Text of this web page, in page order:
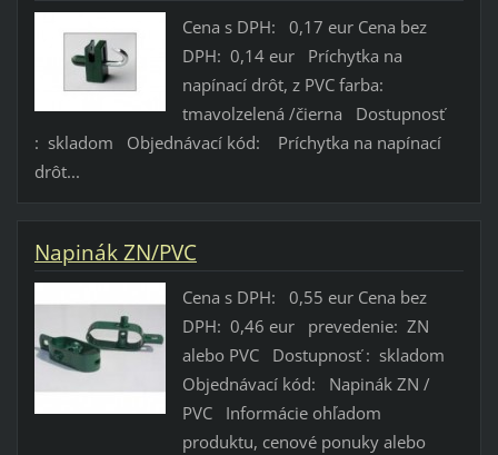
Cena s DPH: 0,17 eur Cena bez
DPH: 0,14 eur Príchytka na
napínací drôt, z PVC farba:
tmavolzelená /čierna Dostupnosť
: skladom Objednávací kód: Príchytka na napínací
drôt...
Napinák ZN/PVC
Cena s DPH: 0,55 eur Cena bez
DPH: 0,46 eur prevedenie: ZN
alebo PVC Dostupnosť : skladom
Objednávací kód: Napinák ZN /
PVC Informácie ohľadom
produktu, cenové ponuky alebo